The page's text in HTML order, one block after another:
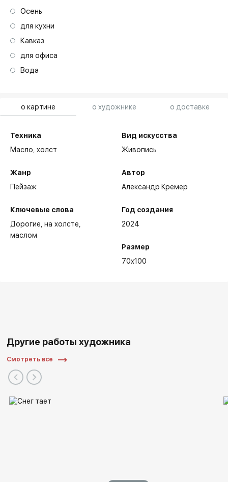
о картине о художнике о доставке
Техника
Масло,холст
Жанр
Пейзаж
Ключевые слова
Дорогие на холсте
маслом
Вид искусства
Живопись
Автор
Александр Кремер
Год создания
2024
Размер
70x100
Осень
для кухни
Кавказ
для офиса
Вода
Другие работы художника
Смотреть все